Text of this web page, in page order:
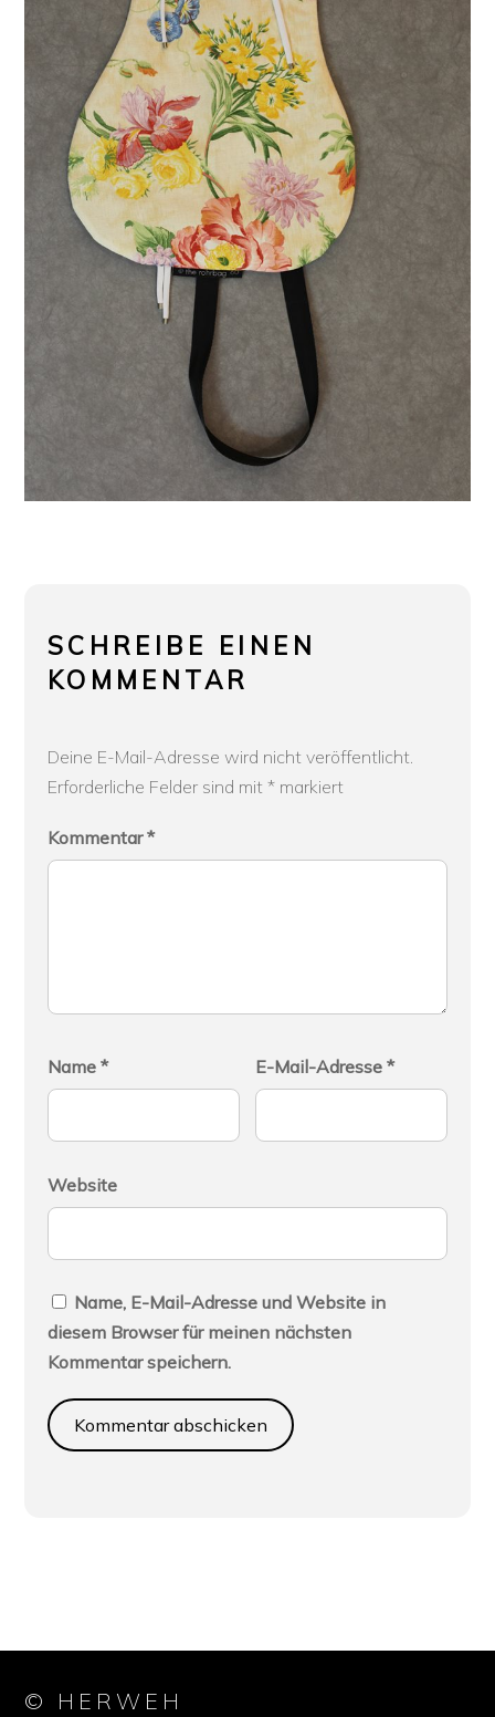
SCHREIBE EINEN
KOMMENTAR
Deine E-Mail-Adresse wird nicht veröffentlicht.
Erforderliche Felder sind mit *markiert
Kommentar*
Name * E-Mail-Adresse*
Website
Name, E-Mail-Adresse und Website in
diesem Browser für meinen nächsten
Kommentar speichern.
© HERWEH